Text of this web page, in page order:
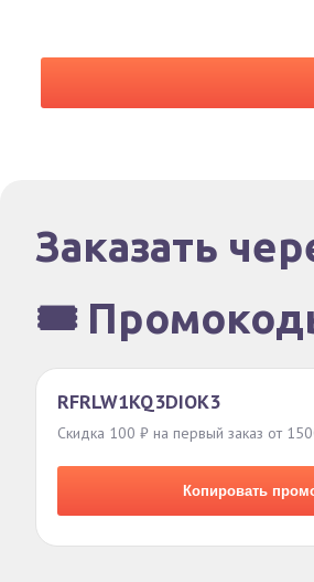
Заказать
🎟️
RFRLW1KQ3DIOK3
Скидка 100 ₽ на первый заказ от